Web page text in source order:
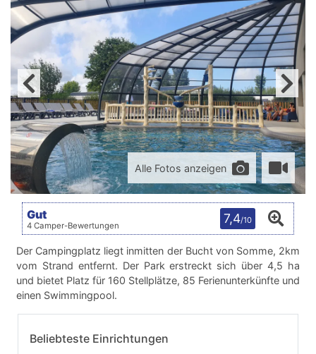
Beliebteste Einrichtungen
Alle Fotos anzeigen
Gut
4 Camper-Bewertungen 7,4/10
Der Campingplatz liegt inmitten der Bucht von Somme, 2km
vom Strand entfernt. Der Park erstreckt sich über 4,5 ha
und bietet Platz für 160 Stellplätze, 85 Ferienunterkünfte und
einen Swimmingpool.